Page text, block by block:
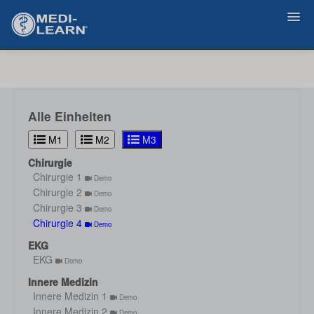
Alle Einheiten
M1 M2
M3
Chirurgie
Chirurgie 1
Demo
Chirurgie 2 Demo
Chirurgie 3 Demo
Chirurgie 4 Demo
EKG
EKG
Demo
Innere Medizin
Innere Medizin 1
Demo
Innere Medizin 2